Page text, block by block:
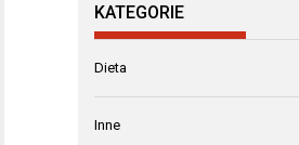
KATEGORIE
Dieta
Inne